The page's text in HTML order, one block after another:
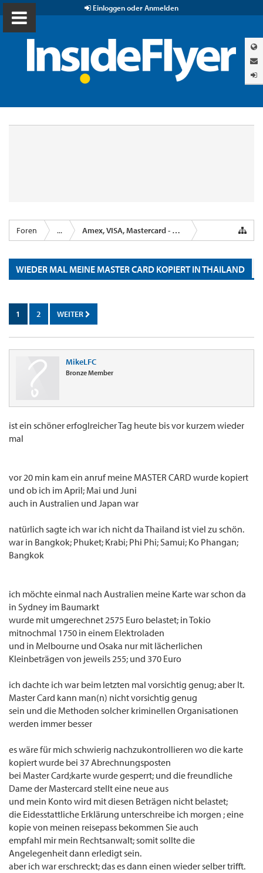
Einloggen oder Anmelden
Foren ... Amex, VISA, Mastercard - Kreditkartenanbieter
WIEDER MAL MEINE MASTER CARD KOPIERT IN THAILAND
1 2 WEITER
MikeLFC
Bronze Member
ist ein schöner erfoglreicher Tag heute bis vor kurzem wieder
mal
vor 20 min kam ein anruf meine MASTER CARD wurde kopiert
und ob ich im April; Mai und Juni
auch in Australien und Japan war
natürlich sagte ich war ich nicht da Thailand ist viel zu schön.
war in Bangkok; Phuket; Krabi; Phi Phi; Samui; Ko Phangan;
Bangkok
ich möchte einmal nach Australien meine Karte war schon da
in Sydney im Baumarkt
wurde mit umgerechnet 2575 Euro belastet; in Tokio
mitnochmal 1750 in einem Elektroladen
und in Melbourne und Osaka nur mit lächerlichen
Kleinbeträgen von jeweils 255; und 370 Euro
ich dachte ich war beim letzten mal vorsichtig genug; aber lt.
Master Card kann man(n) nicht vorsichtig genug
sein und die Methoden solcher kriminellen Organisationen
werden immer besser
es wäre für mich schwierig nachzukontrollieren wo die karte
kopiert wurde bei 37 Abrechnungsposten
bei Master Card;karte wurde gesperrt; und die freundliche
Dame der Mastercard stellt eine neue aus
und mein Konto wird mit diesen Beträgen nicht belastet;
die Eidesstattliche Erklärung unterschreibe ich morgen ; eine
kopie von meinen reisepass bekommen Sie auch
empfahl mir mein Rechtsanwalt; somit sollte die
Angelegenheit dann erledigt sein.
aber ich war erschreckt; das es dann einen wieder selber trifft.